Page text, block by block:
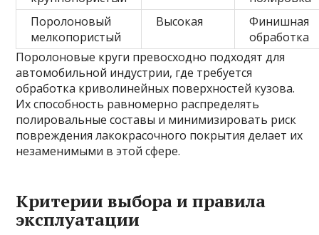
Поролоновый
мелкопористый
Высокая
Финишная
обработка
Поролоновые круги превосходно подходят для
автомобильной индустрии, где требуется
обработка криволинейных поверхностей кузова.
Их способность равномерно распределять
полировальные составы и минимизировать риск
повреждения лакокрасочного покрытия делает их
незаменимыми в этой сфере.
Критерии выбора и правила
эксплуатации